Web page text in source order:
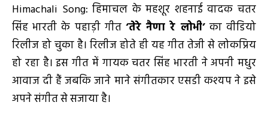
Himachali Song: हिमाचल के महशूर शहनाई वादक चतर
सिंह भारती के पहाड़ी गीत ‘तेरे नैणा रे लोभी’का वीडियो
रिलीज हो चुका है। रिलीज होते ही यह गीत तेजी से लोकप्रिय
हो रहा है। इस गीत में गायक चतर सिंह भारती ने अपनी मधुर
आवाज दी हैं जबकि जाने माने संगीतकार एसडी कश्यप ने इसे
अपने संगीत से सजाया है।